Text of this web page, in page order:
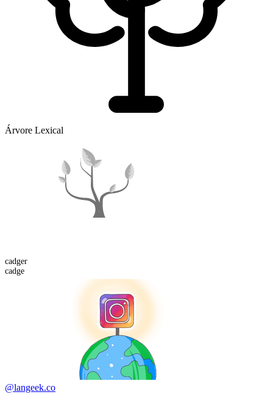
Árvore Lexical
cadger
cadge
@langeek.co